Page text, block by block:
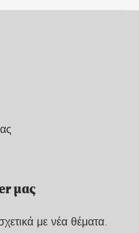
μας
με νέα θέματα.